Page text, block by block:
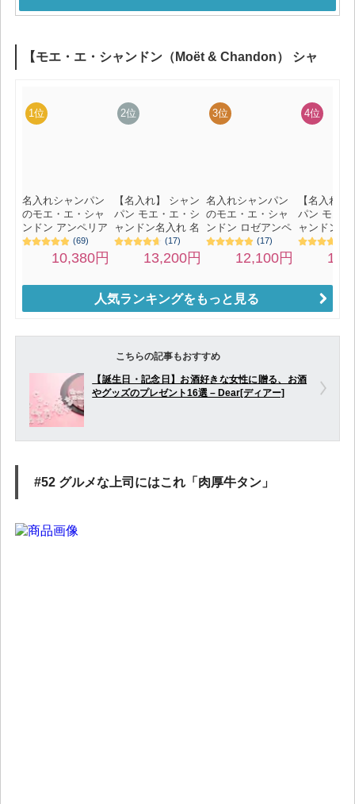
人気ランキングをもっと見る
こちらの記事もおすすめ
【誕生日・記念日】お酒好きな女性に贈る、お酒
やグッズのプレゼント16選 – Dear[ディアー]
#52 グルメな上司にはこれ「肉厚牛タン」